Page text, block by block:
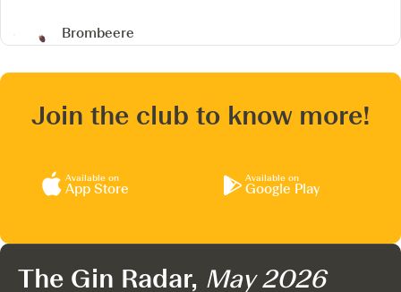
Brombeere
Join the club to know more!
Available on
App Store
Available on
Google Play
The Gin Radar, May 2026